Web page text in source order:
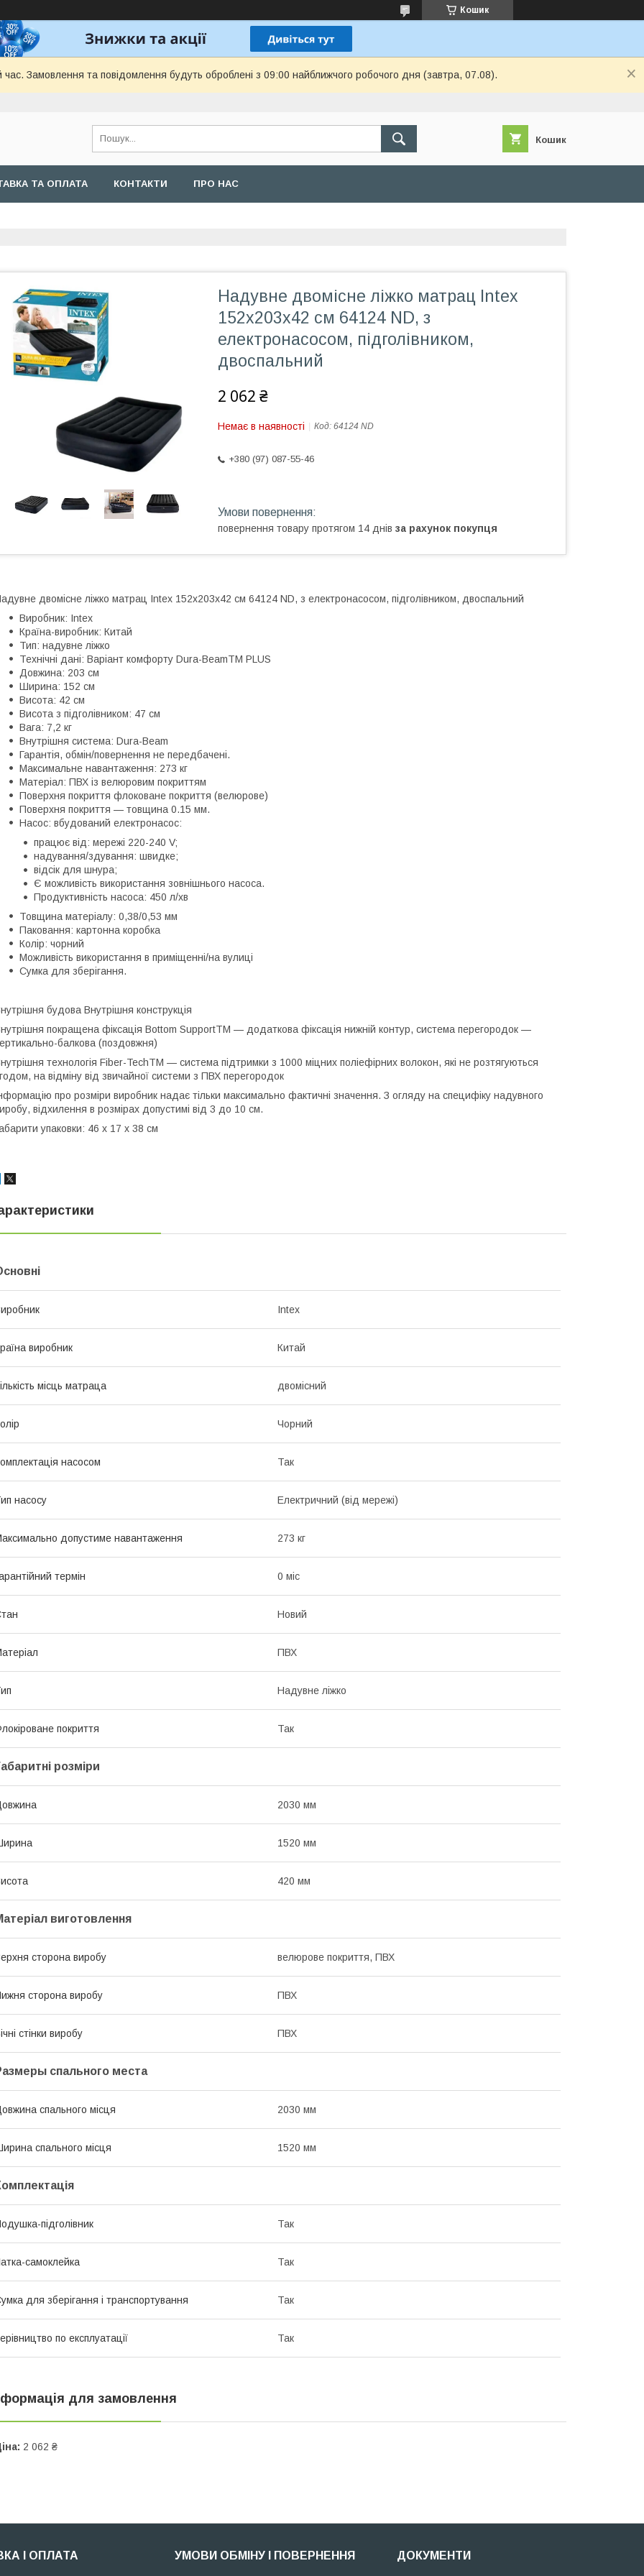
Кошик
час. Замовлення та повідомлення будуть оброблені з 09:00 найближчого робочого дня (завтра, 07.08).
Кошик
ТА ОПЛАТА КОНТАКТИ ПРО НАС
Надувне двомісне ліжко матрац Intex
152х203х42 см 64124 ND, з
електронасосом, підголівником,
двоспальний
2 062 ₴
Немає в наявності Код: 64124 ND
+380 (97) 087-55-46
повернення товару протягом 14 днів за рахунок покупця
двомісне ліжко матрац Intex 152х203х42 см 64124 ND, з електронасосом, підголівником, двоспальний
Виробник: Intex
Країна-виробник: Китай
Тип: надувне ліжко
Технічні дані: Варіант комфорту Dura-BeamTM PLUS
Довжина: 203 см
Ширина: 152 см
Висота: 42 см
Висота з підголівником: 47 см
Вага: 7,2 кг
Внутрішня система: Dura-Beam
Гарантія, обмін/повернення не передбачені.
Максимальне навантаження: 273 кг
Матеріал: ПВХ із велюровим покриттям
Поверхня покриття флоковане покриття (велюрове)
Поверхня покриття — товщина 0.15 мм.
Насос: вбудований електронасос:
працює від: мережі 220-240 V;
надування/здування: швидке;
відсік для шнура;
Є можливість використання зовнішнього насоса.
Продуктивність насоса: 450 л/хв
Товщина матеріалу: 0,38/0,53 мм
Паковання: картонна коробка
Колір: чорний
Можливість використання в приміщенні/на вулиці
Сумка для зберігання.
будова Внутрішня конструкція
покращена фіксація Bottom SupportTM — додаткова фіксація нижній контур, система перегородок —
балкова (поздовжня)
технологія Fiber-TechTM — система підтримки з 1000 міцних поліефірних волокон, які не розтягуються
на відміну від звичайної системи з ПВХ перегородок
про розміри виробник надає тільки максимально фактичні значення. З огляду на специфіку надувного
відхилення в розмірах допустимі від 3 до 10 см.
упаковки: 46 х 17 х 38 см
Intex
виробник Китай
місць матраца двомісний
Чорний
насосом Так
насосу Електричний (від мережі)
допустиме навантаження 273 кг
термін 0 міс
Новий
ПВХ
Надувне ліжко
покриття Так
розміри
2030 мм
1520 мм
420 мм
виготовлення
сторона виробу велюрове покриття, ПВХ
сторона виробу ПВХ
стінки виробу ПВХ
спального места
спального місця 2030 мм
спального місця 1520 мм
підголівник Так
самоклейка Так
для зберігання і транспортування Так
по експлуатації Так
для замовлення
2 062 ₴
І ОПЛАТА УМОВИ ОБМІНУ І ПОВЕРНЕННЯ ДОКУМЕНТИ